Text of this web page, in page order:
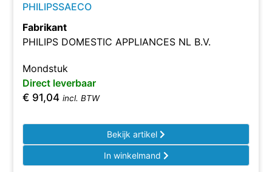
PHILIPSSAECO
Fabrikant
PHILIPS DOMESTIC APPLIANCES NL B.V.
Mondstuk
Direct leverbaar
€ 91,04 incl. BTW
Bekijk artikel
In winkelmand